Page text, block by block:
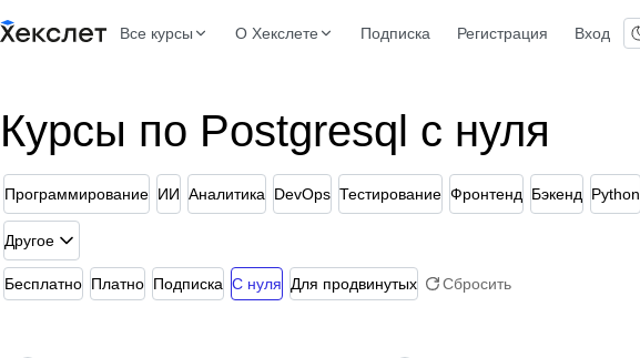
Все курсы О Хекслете Подписка Регистрация Вход
Курсы по Postgresql с нуля
Программирование ИИ Аналитика DevOps Тестирование Фронтенд Бэкенд Python
Другое
Бесплатно Платно Подписка С нуля Для продвинутых Сбросить